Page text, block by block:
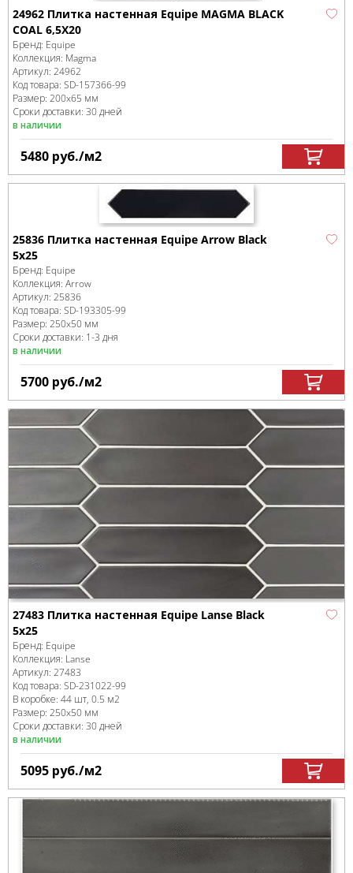
24962 Плитка настенная Equipe MAGMA BLACK
COAL 6,5X20
Бренд: Equipe
Коллекция: Magma
Артикул: 24962
Код товара: SD-157366-99
Размер: 200x65 мм
Сроки доставки: 30 дней
в наличии
5480 руб./м2
25836 Плитка настенная Equipe Arrow Black
5x25
Бренд: Equipe
Коллекция: Arrow
Артикул: 25836
Код товара: SD-193305-99
Размер: 250x50 мм
Сроки доставки: 1-3 дня
в наличии
5700 руб./м2
27483 Плитка настенная Equipe Lanse Black
5x25
Бренд: Equipe
Коллекция: Lanse
Артикул: 27483
Код товара: SD-231022-99
В коробке: 44 шт, 0.5 м2
Размер: 250x50 мм
Сроки доставки: 30 дней
в наличии
5095 руб./м2